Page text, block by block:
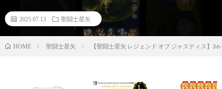
2025.07.13 聖闘士星矢
HOME 聖闘士星矢 【聖闘士星矢 レジェンド オブ ジャスティス】